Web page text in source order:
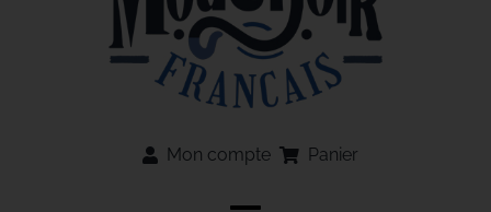
Mon compte Panier